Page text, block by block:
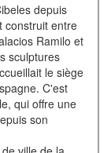
depuis
construit entre
Ramilo et
sculptures
le siège
C'est
qui offre une
son